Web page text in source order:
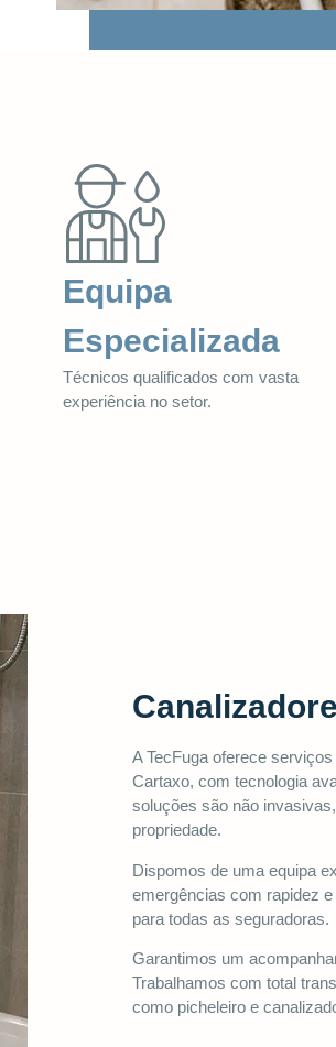
Equipa
Especializada
Técnicos qualificados com vasta
experiência no setor.
A TecFuga oferece
Cartaxo, com tecnologia
soluções são não
propriedade.
Dispomos de uma equipa
emergências com rapidez
para todas as seguradoras.
Garantimos um
Trabalhamos com total
como picheleiro e